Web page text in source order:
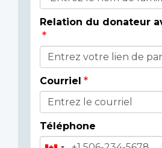
Relation du donateur
Courriel
Téléphone